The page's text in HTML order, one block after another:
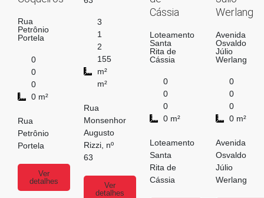
Rua
Petrônio
Portela
0
0
0
0 m²
Rua
Petrônio
Portela
Ver
detalhes
3
1
2
155
m²
m²
Rua
Monsenhor
Augusto
Rizzi, nº
63
Ver
detalhes
Cássia
Loteamento
Santa
Rita de
Cássia
0
0
0
0 m²
Loteamento
Santa
Rita de
Cássia
Werlang
Avenida
Osvaldo
Júlio
Werlang
0
0
0
0 m²
Avenida
Osvaldo
Júlio
Werlang